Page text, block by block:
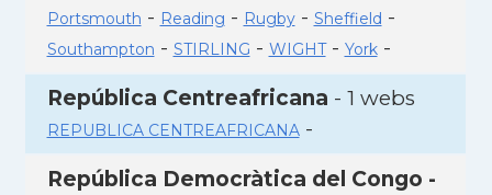
Portsmouth - Reading - Rugby- Sheffield -
Southampton - STIRLING - WIGHT- York-
República Centreafricana - 1 webs
REPUBLICA CENTREAFRICANA-
República Democràtica del Congo -